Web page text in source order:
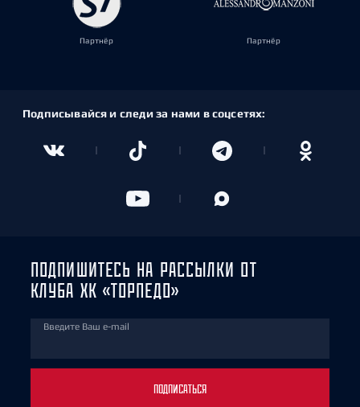
Партнёр Партнёр
Подписывайся и следи за нами в соцсетях:
ПОДПИШИТЕСЬ НА РАССЫЛКИ ОТ
КЛУБА ХК «ТОРПЕДО»
Введите Ваш e-mail
ПОДПИСАТЬСЯ